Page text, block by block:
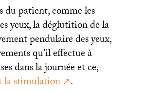
du patient, comme les
yeux, la déglutition de la
pendulaire des yeux,
qu’il effectue à
dans la journée et ce,
la stimulation
.